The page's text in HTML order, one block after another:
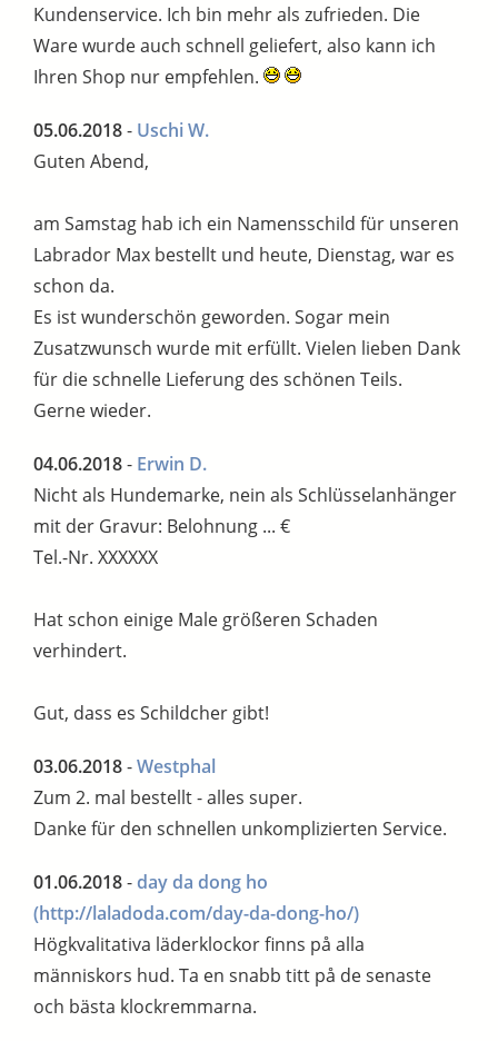
Kundenservice. Ich bin mehr als zufrieden. Die
Ware wurde auch schnell geliefert, also kann ich
Ihren Shop nur empfehlen.
05.06.2018- Uschi W.
Guten Abend,
am Samstag hab ich ein Namensschild für unseren
Labrador Max bestellt und heute, Dienstag, war es
schon da.
Es ist wunderschön geworden. Sogar mein
Zusatzwunsch wurde mit erfüllt. Vielen lieben Dank
für die schnelle Lieferung des schönen Teils.
Gerne wieder.
04.06.2018- Erwin D.
Nicht als Hundemarke, nein als Schlüsselanhänger
mit der Gravur: Belohnung ... €
Tel.-Nr. XXXXXX
Hat schon einige Male größeren Schaden
verhindert.
Gut, dass es Schildcher gibt!
03.06.2018-Westphal
Zum 2. mal bestellt - alles super.
Danke für den schnellen unkomplizierten Service.
01.06.2018-day da dong ho
(http://laladoda.com/day-da-dong-ho/)
Högkvalitativa läderklockor finns på alla
människors hud. Ta en snabb titt på de senaste
och bästa klockremmarna.